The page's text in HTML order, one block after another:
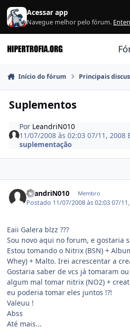
Ir para conteúdo
Acessar app
Navegue melhor pelo fórum.
Início do fórum Principais
Suplementos
Por LeandriN010
11/07/2008 às 02:0307/11, 2008
suplementação
LeandriN010 Membro
Postado 11/07/2008 às 02:0307/
Eaii Galera blzz ???
Sou novo aqui no forum, e gostaria
Estou tomando o Nitrix (BSN) +
Whey) + Malto. Irei acrescentar a
Gostaria saber de vcs já tomaram
algum mal tomar nitrix (NO2) +
eu poderia tomar eles juntos !?!
Valeuu !
Abss
Até mais...